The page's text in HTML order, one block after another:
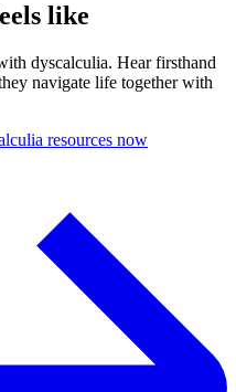
like
dyscalculia. Hear firsthand
navigate life together with
resources now